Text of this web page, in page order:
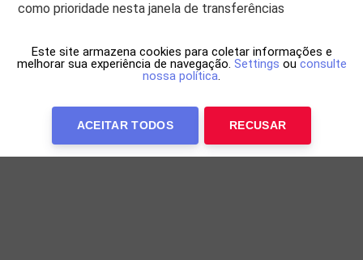
como prioridade nesta janela de transferências
Este site armazena cookies para coletar informações e
melhorar sua experiência de navegação. Settings ou consulte
nossa política.
ACEITAR TODOS RECUSAR